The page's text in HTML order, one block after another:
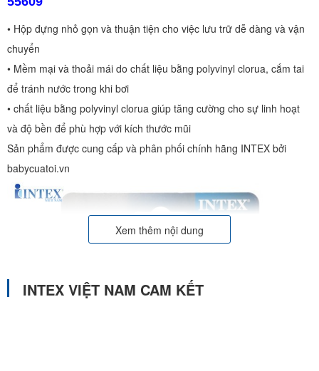
• Hộp đựng nhỏ gọn và thuận tiện cho việc lưu trữ dễ dàng và vận
chuyển
• Mềm mại và thoải mái do chất liệu bằng polyvinyl clorua, cắm tai
để tránh nước trong khi bơi
• chất liệu bằng polyvinyl clorua giúp tăng cường cho sự linh hoạt
và độ bền để phù hợp với kích thước mũi
Sản phẩm được cung cấp và phân phối chính hãng INTEX bởi
babycuatoi.vn
Xem thêm nội dung
INTEX VIỆT NAM CAM KẾT